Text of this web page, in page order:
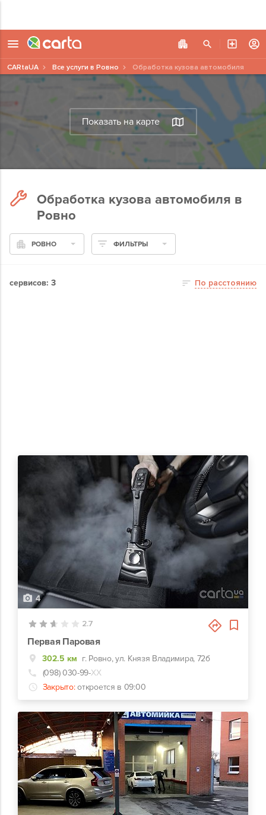
Показать на карте
CARtaUA Все услуги в Ровно Обработка кузова автомобиля
Обработка кузова автомобиля в
Ровно
РОВНО ФИЛЬТРЫ
сервисов: 3 По расстоянию
4
2.7
Первая Паровая
302.5 км г. Ровно, ул. Князя Владимира, 72б
(098) 030-99-ХХ
Закрыто: откроется в 09:00